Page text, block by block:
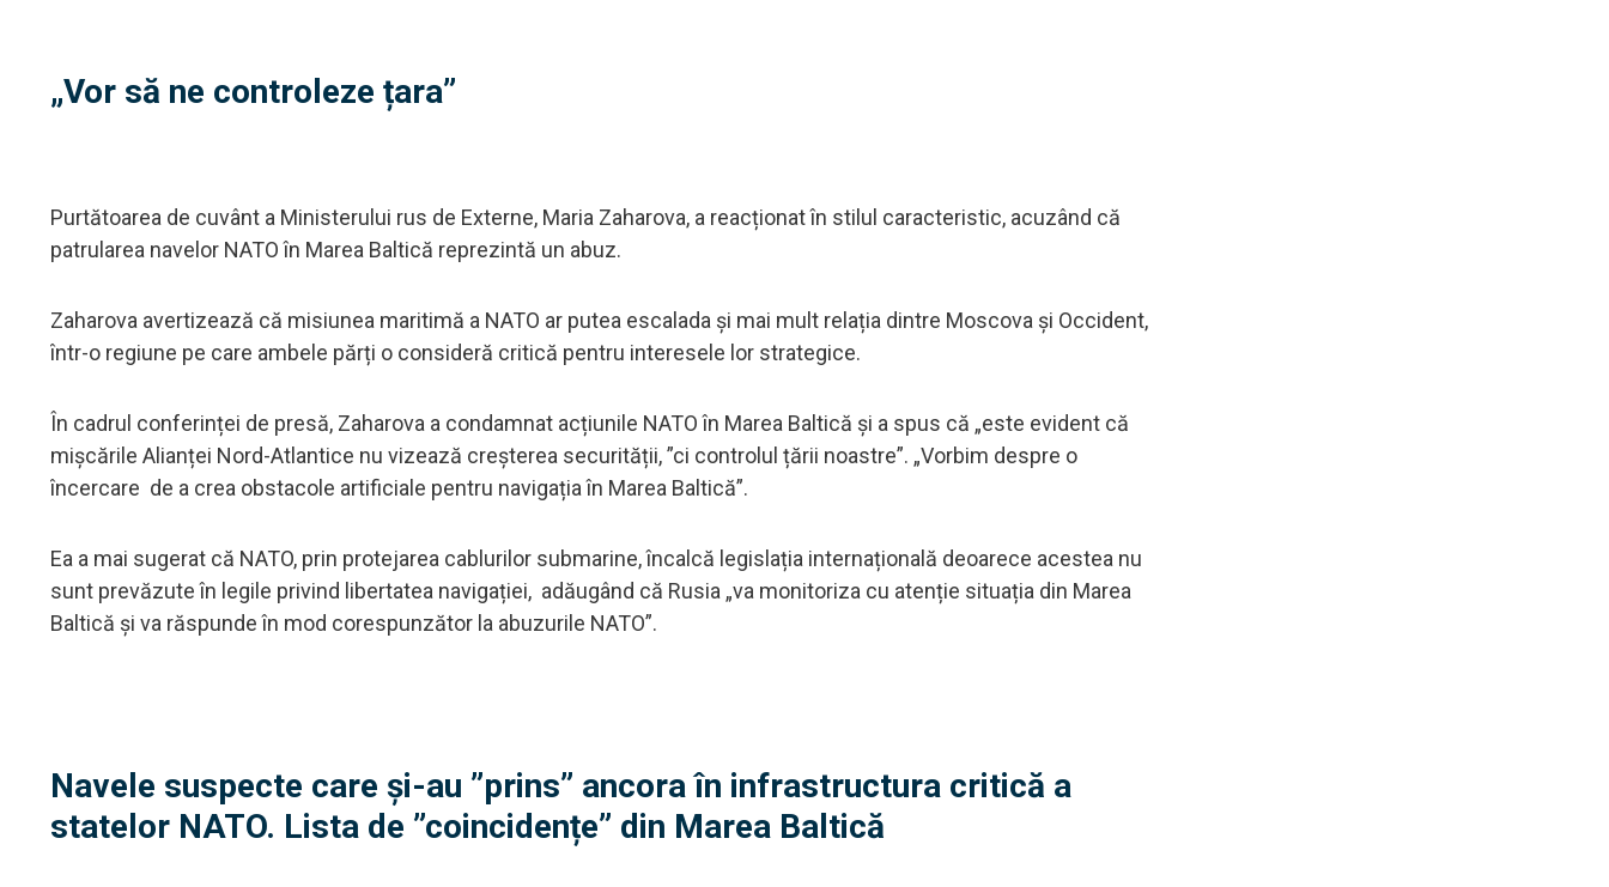
„Vor să ne controleze țara”
Purtătoarea de cuvânt a Ministerului rus de Externe, Maria Zaharova, a reacționat în stilul caracteristic, acuzând că
patrularea navelor NATO în Marea Baltică reprezintă un abuz.
Zaharova avertizează că misiunea maritimă a NATO ar putea escalada și mai mult relația dintre Moscova și Occident,
într-o regiune pe care ambele părți o consideră critică pentru interesele lor strategice.
În cadrul conferinței de presă, Zaharova a condamnat acțiunile NATO în Marea Baltică și a spus că „este evident că
mișcările Alianței Nord-Atlantice nu vizează creșterea securității, ”ci controlul țării noastre”. „Vorbim despre o
încercare de a crea obstacole artificiale pentru navigația în Marea Baltică”.
Ea a mai sugerat că NATO, prin protejarea cablurilor submarine, încalcă legislația internațională deoarece acestea nu
sunt prevăzute în legile privind libertatea navigației, adăugând că Rusia „va monitoriza cu atenție situația din Marea
Baltică și va răspunde în mod corespunzător la abuzurile NATO”.
Navele suspecte care și-au ”prins” ancora în infrastructura critică a
statelor NATO. Lista de ”coincidențe” din Marea Baltică